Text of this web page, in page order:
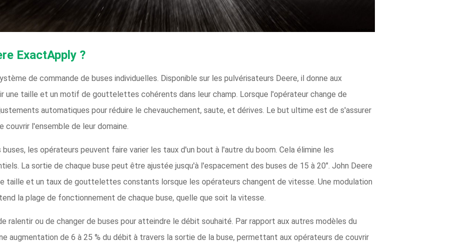
ExactApply ?
de commande de buses individuelles. Disponible sur les pulvérisateurs Deere, il donne aux
une taille et un motif de gouttelettes cohérents dans leur champ. Lorsque l'opérateur change de
automatiques pour réduire le chevauchement, saute, et dérives. Le but ultime est de s'assurer
l'ensemble de leur domaine.
les opérateurs peuvent faire varier les taux d'un bout à l'autre du boom. Cela élimine les
La sortie de chaque buse peut être ajustée jusqu'à l'espacement des buses de 15 à 20". John Deere
taille et un taux de gouttelettes constants lorsque les opérateurs changent de vitesse. Une modulation
la plage de fonctionnement de chaque buse, quelle que soit la vitesse.
ralentir ou de changer de buses pour atteindre le débit souhaité. Par rapport aux autres modèles du
augmentation de 6 à 25 % du débit à travers la sortie de la buse, permettant aux opérateurs de couvrir